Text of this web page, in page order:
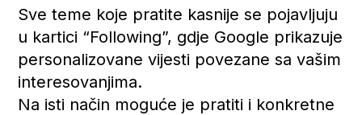
Sve teme koje pratite kasnije se pojavljuju
u kartici “Following”, gdje Google prikazuje
personalizovane vijesti povezane sa vašim
interesovanjima.
Na isti način moguće je pratiti i konkretne